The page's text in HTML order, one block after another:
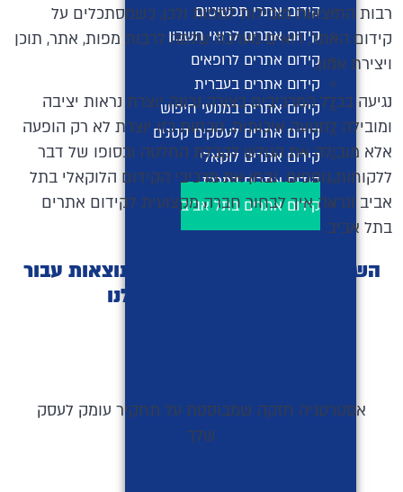
קידום אתרי תכשיטים
קידום אתרים לרואי חשבון
קידום אתרים לרופאים
קידום אתרים בעברית
קידום אתרים במנועי חיפוש
קידום אתרים לעסקים קטנים
קידום אתרים לוקאלי
קידום אתרים במרכז
קידום אתרים בתל אביב
רבות התוצאות מובילות למפות ולכן, כשמסתכלים על
קידום האתר, רואים מערכת שלמה לרבות מפות, אתר, תוכן
ויצירת אמון.
נגיעה בכלל המרכיבים בצורה נכונה יוצרת נראות יציבה
ומובילה לתנועה איכותית. נוכחות כזו יוצרת לא רק הופעה
אלא מובילה את הגולש לקבלת החלטה ובסופו של דבר
ללקוחות נוספים. נבחן את מרכיבי הקידום הלוקאלי בתל
אביב ונראה איך לבחור חברה מקצועית לקידום אתרים
בתל אביב.
השיטה שמאפשרת לנו לשפר תוצאות עבור
מרבית מהלקוחות שלנו
אסטרטגיה חזקה שמבוססת על תחקיר עומק לעסק
שלך